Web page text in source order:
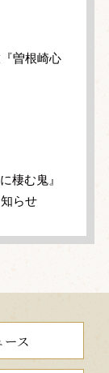
曽根崎心
棲む鬼』
らせ
ス